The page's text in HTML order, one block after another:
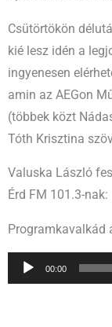
Csütörtökön
kié lesz idén a
ingyenesen
amin az AEGon
(többek közt
Tóth Krisztina
Valuska László
Érd FM 101.3-nak:
Programkavalkád
Audio
Player
00:00